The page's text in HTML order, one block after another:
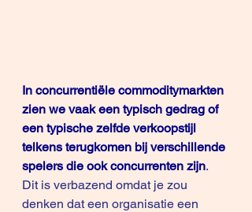
In concurrentiële commoditymarkten
zien we vaak een typisch gedrag of
een typische zelfde verkoopstijl
telkens terugkomen bij verschillende
spelers die ook concurrenten zijn.
Dit is verbazend omdat je zou
denken dat een organisatie een